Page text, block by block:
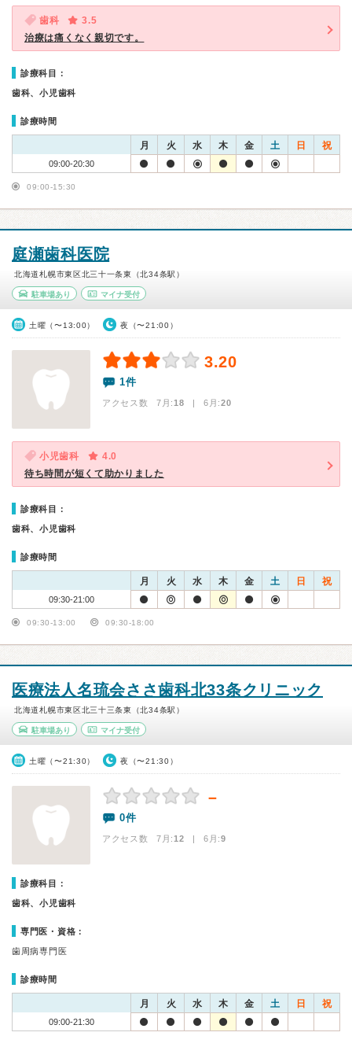
歯科
3.5
治療は痛くなく親切です。
診療科目：
歯科、小児歯科
診療時間
月 火 水 木 金 土 日 祝
09:00-20:30
09:00-15:30
庭瀬歯科医院
北海道札幌市東区北三十一条東（北34条駅）
駐車場あり マイナ受付
土曜（〜13:00） 夜（〜21:00）
3.20
1件
アクセス数 7月:18 | 6月:20
小児歯科
4.0
待ち時間が短くて助かりました
診療科目：
歯科、小児歯科
診療時間
月 火 水 木 金 土 日 祝
09:30-21:00
09:30-13:00 09:30-18:00
医療法人名琉会ささ歯科北33条クリニック
北海道札幌市東区北三十三条東（北34条駅）
駐車場あり マイナ受付
土曜（〜21:30） 夜（〜21:30）
－
0件
アクセス数 7月:12 | 6月:9
診療科目：
歯科、小児歯科
専門医・資格：
歯周病専門医
診療時間
月 火 水 木 金 土 日 祝
09:00-21:30